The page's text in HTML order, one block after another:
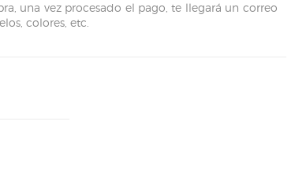
una vez procesado el pago, te llegará un correo
colores, etc.